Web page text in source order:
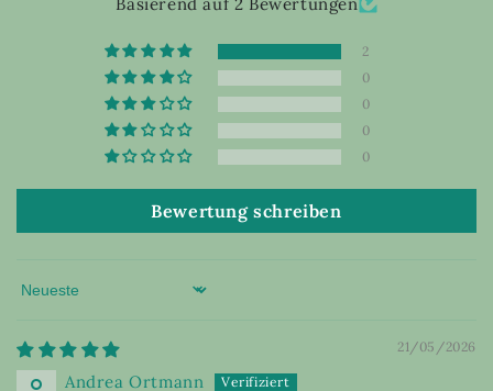
2
0
0
0
0
Bewertung schreiben
Sort by
21/05/2026
Andrea Ortmann